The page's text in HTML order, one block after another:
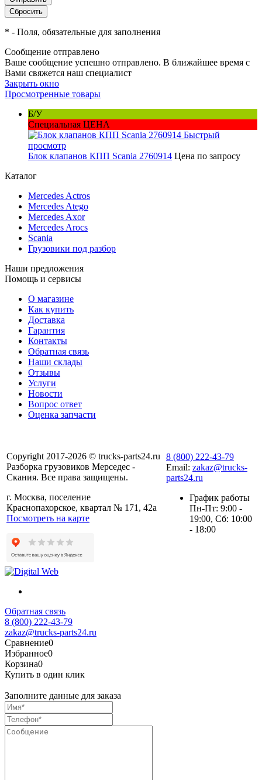
* - Поля, обязательные для заполнения
Сообщение отправлено
Ваше сообщение успешно отправлено. В ближайшее время с
Вами свяжется наш специалист
Закрыть окно
Просмотренные товары
Б/У
Специальная ЦЕНА
Быстрый
просмотр
Блок клапанов КПП Scania 2760914 Цена по запросу
Каталог
Mercedes Actros
Mercedes Atego
Mercedes Axor
Mercedes Arocs
Scania
Грузовики под разбор
Наши предложения
Помощь и сервисы
О магазине
Как купить
Доставка
Гарантия
Контакты
Обратная связь
Наши склады
Отзывы
Услуги
Новости
Вопрос ответ
Оценка запчасти
Copyright 2017-2026 © trucks-parts24.ru
Разборка грузовиков Мерседес -
Скания. Все права защищены.
г. Москва, поселение
Краснопахорское, квартал № 171, 42а
Посмотреть на карте
8 (800) 222-43-79
Email: zakaz@trucks-
parts24.ru
График работы
Пн-Пт: 9:00 -
19:00, Сб: 10:00
- 18:00
Обратная связь
8 (800) 222-43-79
zakaz@trucks-parts24.ru
Сравнение0
Избранное0
Корзина0
Купить в один клик
Заполните данные для заказа